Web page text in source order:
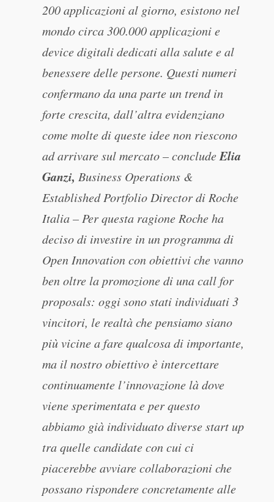
200 applicazioni al giorno, esistono nel
mondo circa 300.000 applicazioni e
device digitali dedicati alla salute e al
benessere delle persone. Questi numeri
confermano da una parte un trend in
forte crescita, dall’altra evidenziano
come molte di queste idee non riescono
ad arrivare sul mercato – concludeElia
Ganzi, Business Operations &
Established Portfolio Director di Roche
Italia – Per questa ragione Roche ha
deciso di investire in un programma di
Open Innovation con obiettivi che vanno
ben oltre la promozione di una call for
proposals: oggi sono stati individuati 3
vincitori, le realtà che pensiamo siano
più vicine a fare qualcosa di importante,
ma il nostro obiettivo è intercettare
continuamente l’innovazione là dove
viene sperimentata e per questo
abbiamo già individuato diverse start up
tra quelle candidate con cui ci
piacerebbe avviare collaborazioni che
possano rispondere concretamente alle